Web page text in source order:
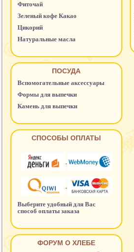
Фиточай
Зеленый кофе Какао
Цикорий
Натуральные масла
ПОСУДА
Вспомогательные аксессуары
Формы для выпечки
Камень для выпечки
СПОСОБЫ ОПЛАТЫ
Выберите удобный для Вас
способ оплаты заказа
ФОРУМ О ХЛЕБЕ